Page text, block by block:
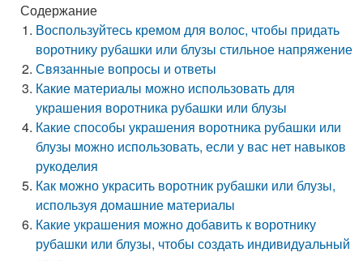
Содержание
Воспользуйтесь кремом для волос, чтобы придать
воротнику рубашки или блузы стильное напряжение
Связанные вопросы и ответы
Какие материалы можно использовать для
украшения воротника рубашки или блузы
Какие способы украшения воротника рубашки или
блузы можно использовать, если у вас нет навыков
рукоделия
Как можно украсить воротник рубашки или блузы,
используя домашние материалы
Какие украшения можно добавить к воротнику
рубашки или блузы, чтобы создать индивидуальный